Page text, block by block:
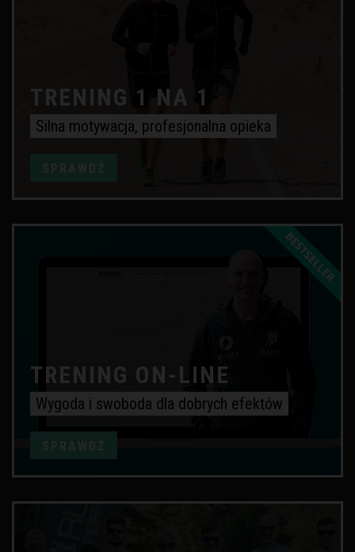
TRENING 1 NA 1
Silna motywacja, profesjonalna opieka
SPRAWDŹ
TRENING ON-LINE
Wygoda i swoboda dla dobrych efektów
SPRAWDŹ